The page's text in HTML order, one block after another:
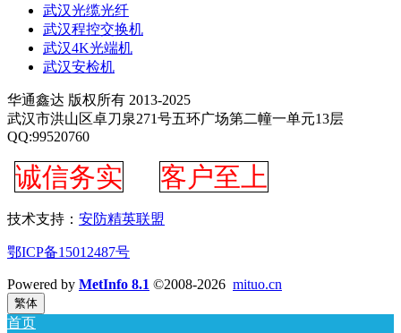
武汉光缆光纤
武汉程控交换机
武汉4K光端机
武汉安检机
华通鑫达 版权所有 2013-2025
武汉市洪山区卓刀泉271号五环广场第二幢一单元13层
QQ:99520760
诚信务实 客户至上
技术支持： 安防精英联盟
鄂ICP备15012487号
Powered by MetInfo 8.1 ©2008-2026 mituo.cn
繁体
首页